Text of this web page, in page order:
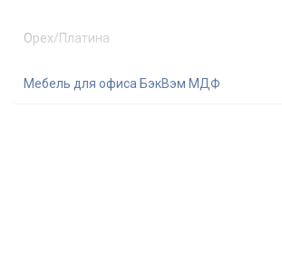
Орех/Платина
Мебель для офиса БэкВэм МДФ